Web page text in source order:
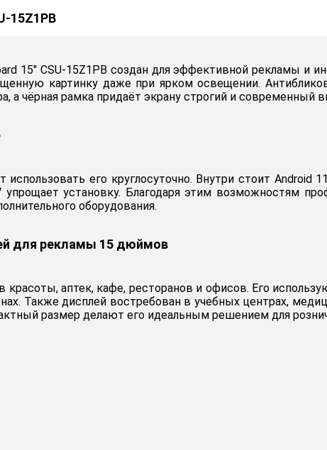
15Z1PB
15" CSU-15Z1PB создан для эффективной рекламы и
картинку даже при ярком освещении.
чёрная рамка придаёт экрану строгий и современный
его круглосуточно. Внутри стоит Android
упрощает установку. Благодаря этим возможностям
оборудования.
для рекламы 15 дюймов
красоты, аптек, кафе, ресторанов и офисов. Его
Также дисплей востребован в учебных центрах,
размер делают его идеальным решением для